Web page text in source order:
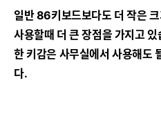
일반 86키보드보다도 더 작은
사용할때 더 큰 장점을 가지고
한 키감은 사무실에서 사용해도
다.